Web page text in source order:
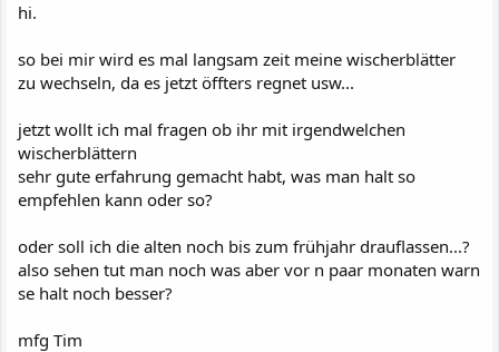
hi.
so bei mir wird es mal langsam zeit meine wischerblätter
zu wechseln, da es jetzt öffters regnet usw...
jetzt wollt ich mal fragen ob ihr mit irgendwelchen
wischerblättern
sehr gute erfahrung gemacht habt, was man halt so
empfehlen kann oder so?
oder soll ich die alten noch bis zum frühjahr drauflassen...?
also sehen tut man noch was aber vor n paar monaten warn
se halt noch besser?
mfg Tim